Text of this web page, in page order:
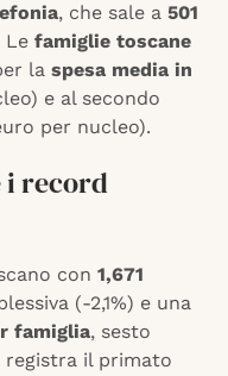
, che sale a 501
Le famiglie toscane
la spesa media in
e al secondo
per nucleo).
i record
con 1,671
(-2,1%) e una
famiglia, sesto
registra il primato